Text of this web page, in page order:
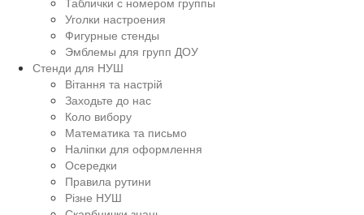
Уголки настроения
Фигурные стенды
Эмблемы для групп ДОУ
Стенди для НУШ
Вітання та настрій
Заходьте до нас
Коло вибору
Математика та письмо
Наліпки для оформлення
Осередки
Правила рутини
Різне НУШ